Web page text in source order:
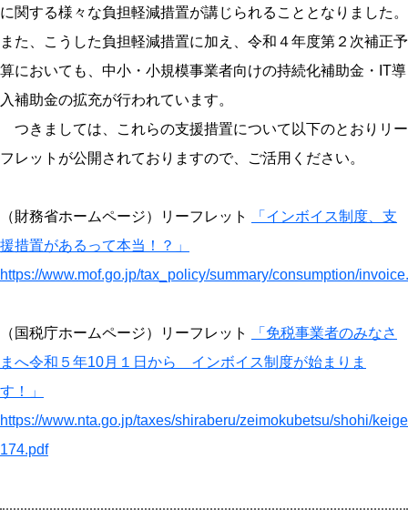
に関する様々な負担軽減措置が講じられることとなりました。
また、こうした負担軽減措置に加え、令和４年度第２次補正予
算においても、中小・小規模事業者向けの持続化補助金・IT導
入補助金の拡充が行われています。
つきましては、これらの支援措置について以下のとおりリー
フレットが公開されておりますので、ご活用ください。
（財務省ホームページ）リーフレット
「インボイス制度、支
援措置があるって本当！？」
https://www.mof.go.jp/tax_policy/summary/consumption/
（国税庁ホームページ）リーフレット
「免税事業者のみなさ
まへ令和５年10月１日から インボイス制度が始まりま
す！」
https://www.nta.go.jp/taxes/shiraberu/zeimokubetsu/shohi/
174.pdf